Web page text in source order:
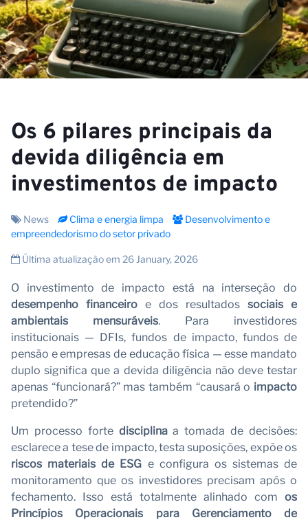
Os 6 pilares principais da
devida diligência em
investimentos de impacto
News Clima e energia limpa
Desenvolvimento e
empreendedorismo do setor privado
Última atualização em 26 January, 2026
O investimento de impacto está na interseção do
desempenho financeiro e dos resultados sociais e
ambientais mensuráveis. Para investidores
institucionais — DFIs, fundos de impacto, fundos de
pensão e empresas de educação física — esse mandato
duplo significa que a devida diligência não deve testar
apenas “funcionará?” mas também “causará o impacto
pretendido?”
Um processo forte disciplinaa tomada de decisões:
esclarece a tese de impacto, testa suposições, expõe os
riscos materiais de ESG e configura os sistemas de
monitoramento que os investidores precisam após o
fechamento. Isso está totalmente alinhado com os
Princípios Operacionais para Gerenciamento de